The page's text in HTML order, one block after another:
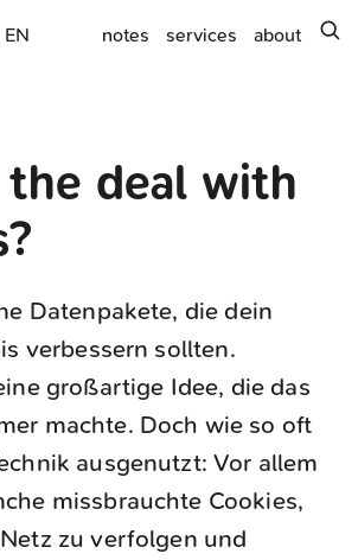
EN notes services about
the deal with
Datenpakete, die dein
verbessern sollten.
großartige Idee, die das
machte. Doch wie so oft
ausgenutzt: Vor allem
missbrauchte Cookies,
zu verfolgen und